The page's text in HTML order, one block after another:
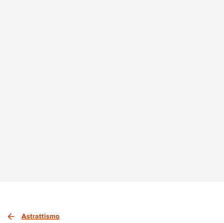
Astrattismo